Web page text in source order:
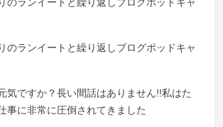
のランイートと繰り返しブログポッドキャ
気ですか？長い間話はありません!!私はた
事に非常に圧倒されてきました